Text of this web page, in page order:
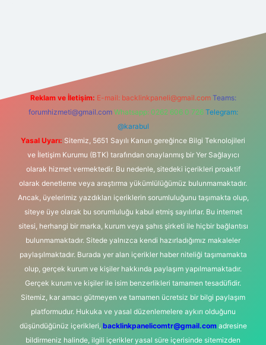
Reklam ve İletişim: E-mail: backlinkpaneli@gmail.com Teams:
forumhizmeti@gmail.com Whatsapp: 0262 606 0 726 Telegram:
@karabul
Yasal Uyarı: Sitemiz, 5651 Sayılı Kanun gereğince Bilgi Teknolojileri
ve İletişim Kurumu (BTK) tarafından onaylanmış bir Yer Sağlayıcı
olarak hizmet vermektedir. Bu nedenle, sitedeki içerikleri proaktif
olarak denetleme veya araştırma yükümlülüğümüz bulunmamaktadır.
Ancak, üyelerimiz yazdıkları içeriklerin sorumluluğunu taşımakta olup,
siteye üye olarak bu sorumluluğu kabul etmiş sayılırlar. Bu internet
sitesi, herhangi bir marka, kurum veya şahıs şirketi ile hiçbir bağlantısı
bulunmamaktadır. Sitede yalnızca kendi hazırladığımız makaleler
paylaşılmaktadır. Burada yer alan içerikler haber niteliği taşımamakta
olup, gerçek kurum ve kişiler hakkında paylaşım yapılmamaktadır.
Gerçek kurum ve kişiler ile isim benzerlikleri tamamen tesadüfidir.
Sitemiz, kar amacı gütmeyen ve tamamen ücretsiz bir bilgi paylaşım
platformudur. Hukuka ve yasal düzenlemelere aykırı olduğunu
düşündüğünüz içerikleri, backlinkpanelicomtr@gmail.comadresine
bildirmeniz halinde, ilgili içerikler yasal süre içerisinde sitemizden